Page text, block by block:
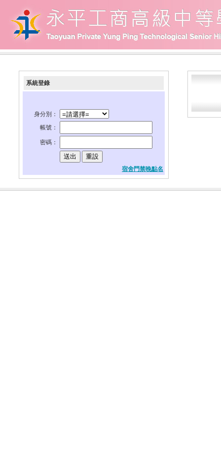
系統登錄
身分別：
帳號：
密碼：
宿舍門禁晚點名